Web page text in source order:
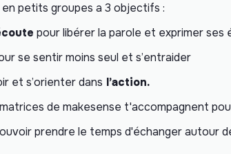
en petits groupes a 3 objectifs :
pour libérer la parole et exprimer ses
se sentir moins seul et s’entraider
et s’orienter dans l’action.
de makesense t'accompagnent
prendre le temps d'échanger autour